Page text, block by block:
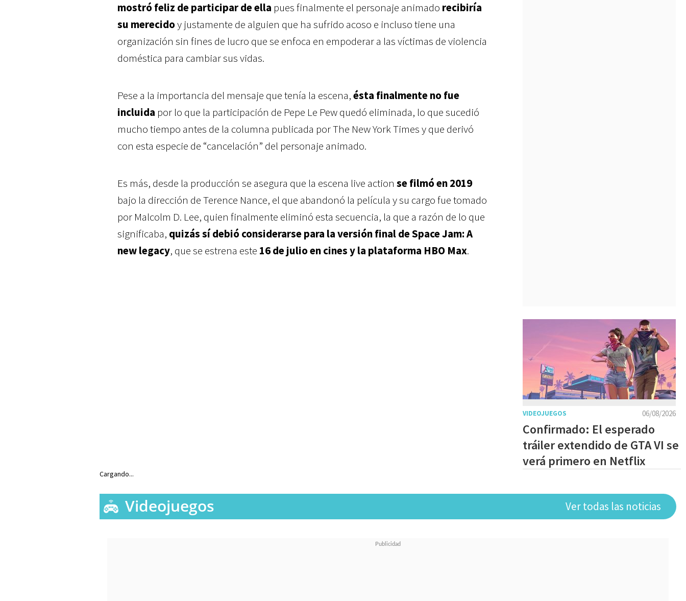
mostró feliz de participar de ella pues finalmente el personaje animado recibiría
su merecidoy justamente de alguien que ha sufrido acoso e incluso tiene una
organización sin fines de lucro que se enfoca en empoderar a las víctimas de violencia
doméstica para cambiar sus vidas.
Pese a la importancia del mensaje que tenía la escena,ésta finalmente no fue
incluida por lo que la participación de Pepe Le Pew quedó eliminada, lo que sucedió
mucho tiempo antes de la columna publicada por The New York Times y que derivó
con esta especie de “cancelación” del personaje animado.
Es más, desde la producción se asegura que la escena live action se filmó en 2019
bajo la dirección de Terence Nance, el que abandonó la película y su cargo fue tomado
por Malcolm D. Lee, quien finalmente eliminó esta secuencia, la que a razón de lo que
significaba, quizás sí debió considerarse para la versión final de Space Jam: A
new legacy, que se estrena este 16 de julio en cines y la plataforma HBO Max.
06/08/2026
VIDEOJUEGOS
Confirmado: El esperado
tráiler extendido de GTA VI se
verá primero en Netflix
Cargando...
Ver todas las noticias
Videojuegos